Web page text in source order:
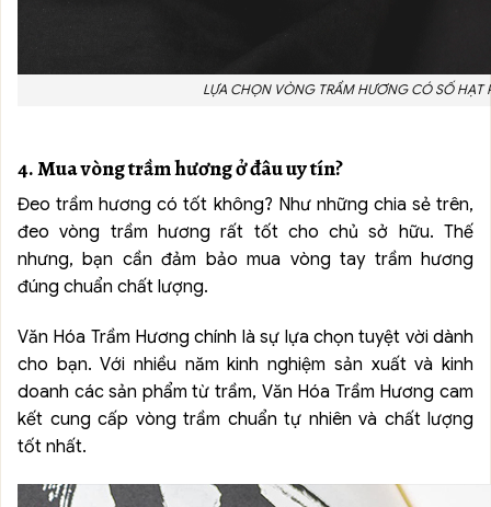
LỰA CHỌN VÒNG TRẦM HƯƠNG CÓ SỐ HẠT
4. Mua vòng trầm hương ở đâu uy tín?
Đeo trầm hương có tốt không? Như những chia sẻ trên,
đeo vòng trầm hương rất tốt cho chủ sở hữu. Thế
nhưng, bạn cần đảm bảo mua vòng tay trầm hương
đúng chuẩn chất lượng.
Văn Hóa Trầm Hương chính là sự lựa chọn tuyệt vời dành
cho bạn. Với nhiều năm kinh nghiệm sản xuất và kinh
doanh các sản phẩm từ trầm, Văn Hóa Trầm Hương cam
kết cung cấp vòng trầm chuẩn tự nhiên và chất lượng
tốt nhất.